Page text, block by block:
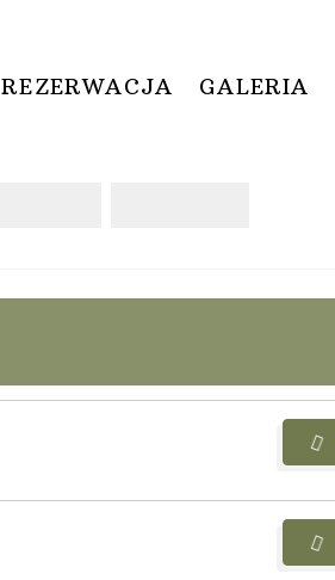
REZERWACJA GALERIA